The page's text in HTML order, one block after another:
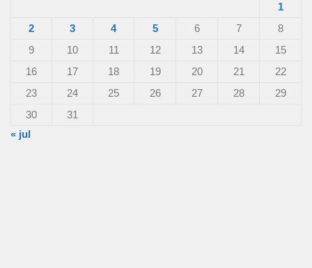
1
2
3 4 5 6 7
8
9
10 11 12 13 14
15
16
17 18 19 20 21
22
23
24 25 26 27 28
29
30
31
« jul